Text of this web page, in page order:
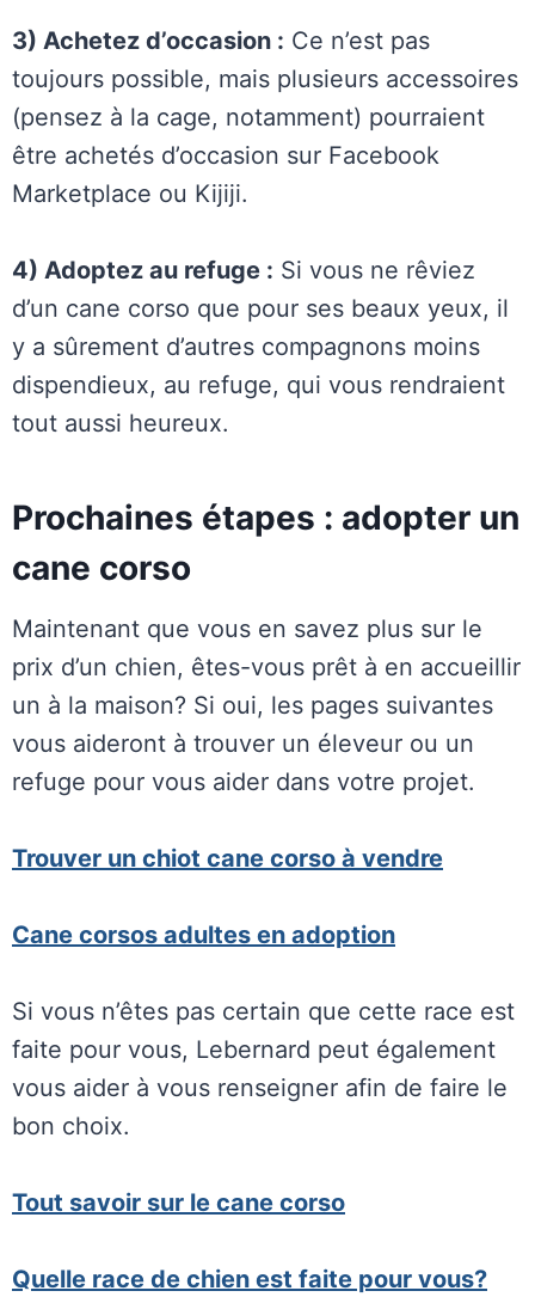
3) Achetez d’occasion : Ce n’est pas
toujours possible, mais plusieurs accessoires
(pensez à la cage, notamment) pourraient
être achetés d’occasion sur Facebook
Marketplace ou Kijiji.
4) Adoptez au refuge : Si vous ne rêviez
d’un cane corso que pour ses beaux yeux, il
y a sûrement d’autres compagnons moins
dispendieux, au refuge, qui vous rendraient
tout aussi heureux.
Prochaines étapes : adopter un
cane corso
Maintenant que vous en savez plus sur le
prix d’un chien, êtes-vous prêt à en accueillir
un à la maison? Si oui, les pages suivantes
vous aideront à trouver un éleveur ou un
refuge pour vous aider dans votre projet.
Trouver un chiot cane corso à vendre
Cane corsos adultes en adoption
Si vous n’êtes pas certain que cette race est
faite pour vous, Lebernard peut également
vous aider à vous renseigner afin de faire le
bon choix.
Tout savoir sur le cane corso
Quelle race de chien est faite pour vous?